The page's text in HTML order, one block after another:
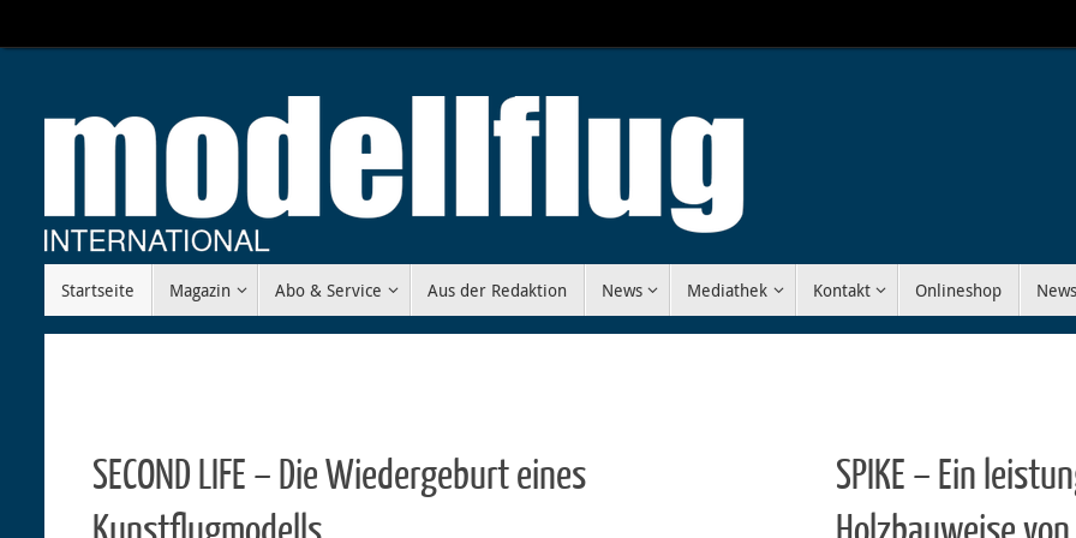
Inhalt
Inhalt
Startseite Magazin Abo & Service Aus der Redaktion News Mediathek Kontakt Onlineshop
SECOND LIFE – Die Wiedergeburt eines
SPIKE – Ein